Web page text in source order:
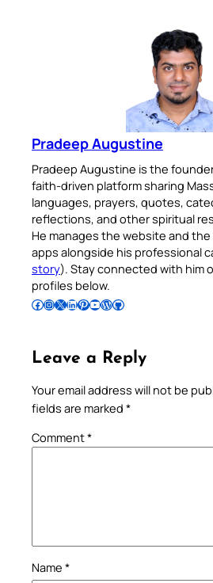
Pradeep Augustine
Pradeep Augustine is the
faith-driven platform sharing
languages, prayers, quotes,
reflections, and other spiritual
He manages the website and
apps alongside his professional
story). Stay connected with him
profiles below.
Follow Pradeep on Facebook Follow Pradeep on InstagramFollow Pradeep on X Follow Pradeep on LinkedIn Follow Pradeep on Pinterest Subscribe to Pradeep’s Youtube Channel Follow Pradeep on WordPress Follow Pradeep on GitHub
Leave a Reply
Your email address will not be
fields are marked *
Comment*
Name *